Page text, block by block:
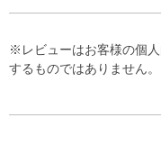
※レビューはお客様の個
するものではありません。